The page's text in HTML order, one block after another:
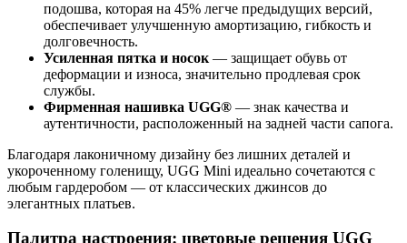
подошва, которая на 45% легче предыдущих версий,
обеспечивает улучшенную амортизацию, гибкость и
долговечность.
Усиленная пятка и носок — защищает обувь от
деформации и износа, значительно продлевая срок
службы.
Фирменная нашивка UGG® — знак качества и
аутентичности, расположенный на задней части сапога.
Благодаря лаконичному дизайну без лишних деталей и
укороченному голенищу, UGG Mini идеально сочетаются с
любым гардеробом — от классических джинсов до
элегантных платьев.
Палитра настроения: цветовые решения UGG